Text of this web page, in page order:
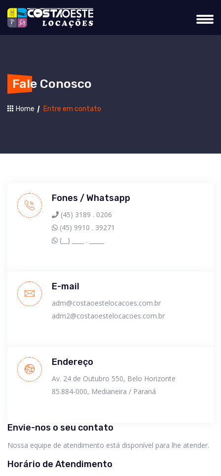
Fale Conosco
Home Entre em contato
Fones / Whatsapp
(45) 3189 . 0206
(45) 9910 . 39271
(__) ____ . _____
E-mail
adm@costaoestelocacoes.com.br
adm2@costaoestelocacoes.com.br
Endereço
Av. 24 de Outubro 550, Belo Horizonte
85.884-000, Medianeira / Paraná
Envie-nos o seu contato
Nossa equipe de atendimento está disponível para lhe atender.
Horário de Atendimento